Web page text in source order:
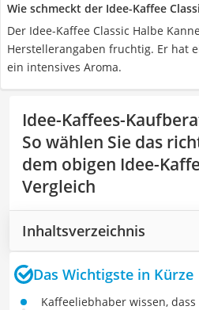
Wie schmeckt der Idee-Kaffee
Der Idee-Kaffee Classic Halbe
Herstellerangaben fruchtig. Er hat
ein intensives Aroma.
Idee-Kaffees-
So wählen Sie das
dem obigen Idee-
Vergleich
Inhaltsverzeichnis
Das Wichtigste in Kürze
Kaffeeliebhaber wissen,